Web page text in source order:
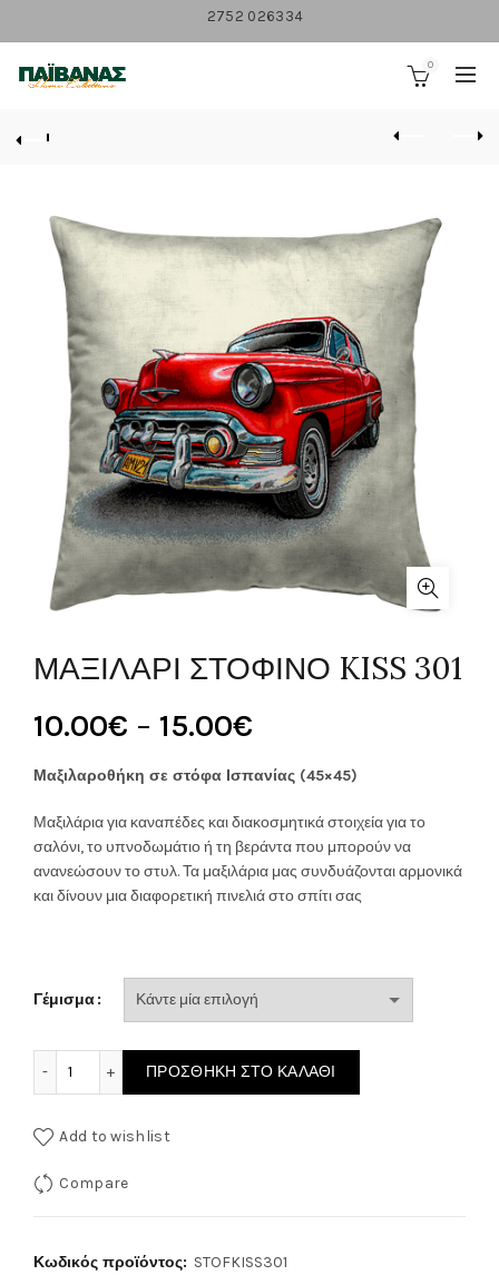
2752 026334
0
ΜΑΞΙΛΑΡΙ ΣΤΟΦΙΝΟ KISS 301
10.00€ – 15.00€
range:
10.00€
through
Μαξιλαροθήκη σε στόφα Ισπανίας (45×45)
Μαξιλάρια για καναπέδες και διακοσμητικά στοιχεία για το
σαλόνι, το υπνοδωμάτιο ή τη βεράντα που μπορούν να
ανανεώσουν το στυλ. Τα μαξιλάρια μας συνδυάζονται αρμονικά
και δίνουν μια διαφορετική πινελιά στο σπίτι σας
Γέμισμα
ΠΡΟΣΘΉΚΗ ΣΤΟ ΚΑΛΆΘΙ
Add to wishlist
Compare
Κωδικός προϊόντος: STOFKISS301